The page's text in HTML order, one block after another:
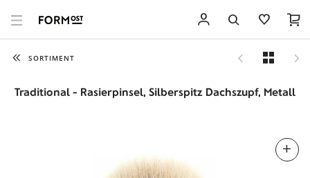
SORTIMENT
Traditional - Rasierpinsel, Silberspitz Dachszupf, Metall